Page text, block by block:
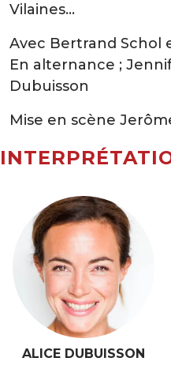
Vilaines…
Avec Bertrand Schol
En alternance ;
Dubuisson
Mise en scène
ALICE DUBUISSON